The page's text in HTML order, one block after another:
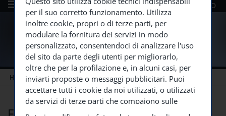
Menù Siti Gruppo
HOME CANDIDATI FORMAZIONE
per il suo corretto funzionamento. Utilizza
inoltre cookie, propri o di terze parti, per
modulare la fornitura dei servizi in modo
personalizzato, consentendoci di analizzare l'uso
del sito da parte degli utenti per migliorarlo,
oltre che per la profilazione e, in alcuni casi, per
inviarti proposte o messaggi pubblicitari. Puoi
accettare tutti i cookie da noi utilizzati, o utilizzati
da servizi di terze parti che compaiono sulle
pagine di questo sito, premendo il pulsante